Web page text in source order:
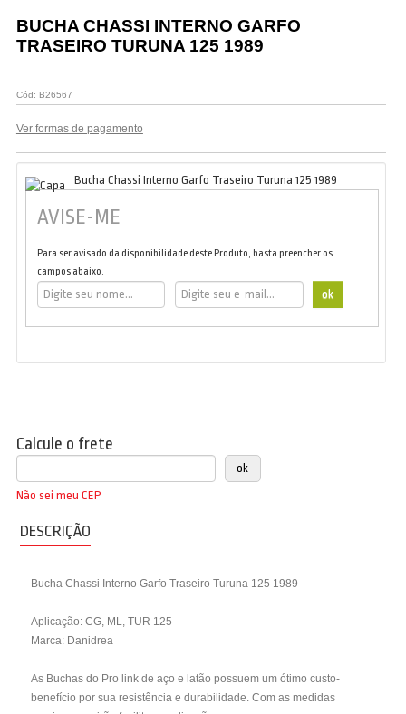
Promoções
BUCHA CHASSI INTERNO GARFO
TRASEIRO TURUNA 125 1989
Cód: B26567
Ver formas de pagamento
Bucha Chassi Interno Garfo Traseiro Turuna 125 1989
AVISE-ME
Para ser avisado da disponibilidade deste Produto, basta preencher os
campos abaixo.
Calcule o frete
Não sei meu CEP
DESCRIÇÃO
Bucha Chassi Interno Garfo Traseiro Turuna 125 1989
Aplicação: CG, ML, TUR 125
Marca: Danidrea
As Buchas do Pro link de aço e latão possuem um ótimo custo-
benefício por sua resistência e durabilidade. Com as medidas